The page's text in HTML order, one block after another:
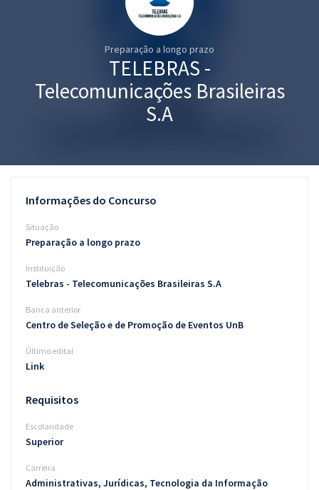
Graduação
Blog
Aprovados
Atendimento
Preparação a longo prazo
TELEBRAS -
Telecomunicações Brasileiras
S.A
Informações do Concurso
Situação
Preparação a longo prazo
Instituição
Telebras - Telecomunicações Brasileiras S.A
Banca anterior
Centro de Seleção e de Promoção de Eventos UnB
Último edital
Link
Requisitos
Escolaridade
Superior
Carreira
Administrativas, Jurídicas, Tecnologia da Informação